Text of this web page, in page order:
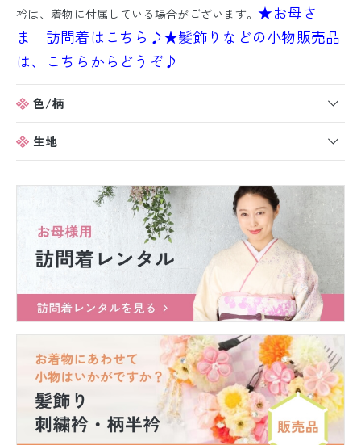
衿は、着物に付属している場合がございます。★お母さ
ま 訪問着はこちら♪★髪飾りなどの小物販売品
は、こちらからどうぞ♪
色/柄
生地